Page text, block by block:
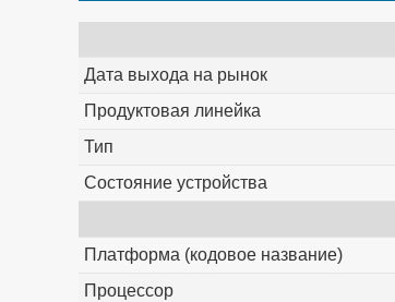
Дата выхода на рынок
Продуктовая линейка
Тип
Состояние устройства
Платформа (кодовое название)
Процессор